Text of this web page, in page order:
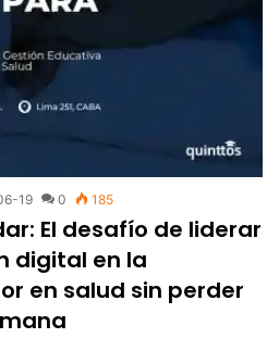
19 0 185
El desafío de liderar
digital en la
en salud sin perder